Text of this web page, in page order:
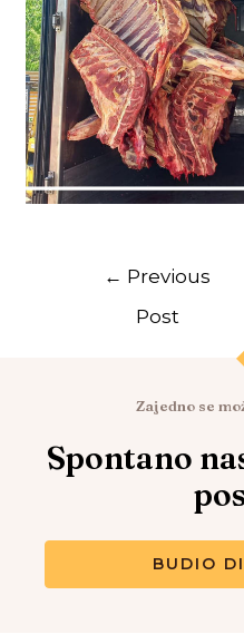
← Previous
Post
Zajedno se
Spontano
BUDIO